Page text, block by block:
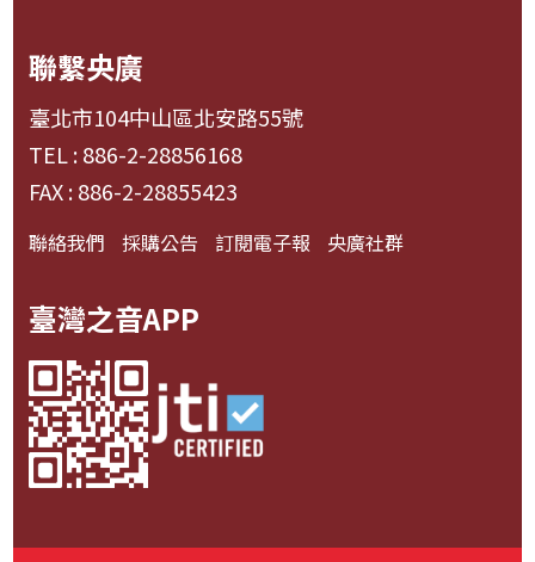
聯繫央廣
臺北市104中山區北安路55號
TEL : 886-2-28856168
FAX : 886-2-28855423
聯絡我們 採購公告 訂閱電子報 央廣社群
臺灣之音APP